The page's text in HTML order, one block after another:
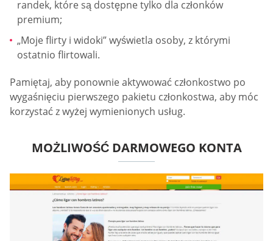
randek, które są dostępne tylko dla członków
premium;
„Moje flirty i widoki” wyświetla osoby, z którymi
ostatnio flirtowali.
Pamiętaj, aby ponownie aktywować członkostwo po
wygaśnięciu pierwszego pakietu członkostwa, aby móc
korzystać z wyżej wymienionych usług.
MOŻLIWOŚĆ DARMOWEGO KONTA